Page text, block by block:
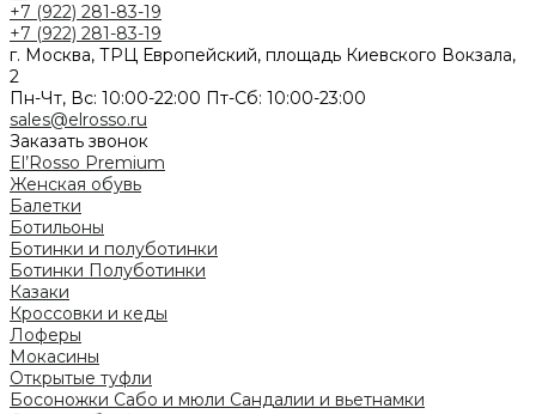
+7 (922) 281-83-19
+7 (922) 281-83-19
г. Москва, ТРЦ Европейский, площадь Киевского Вокзала,
2
Пн-Чт, Вс: 10:00-22:00 Пт-Сб: 10:00-23:00
sales@elrosso.ru
Заказать звонок
El’Rosso Premium
Женская обувь
Балетки
Ботильоны
Ботинки и полуботинки
Ботинки Полуботинки
Казаки
Кроссовки и кеды
Лоферы
Мокасины
Открытые туфли
Босоножки Сабо и мюли Сандалии и вьетнамки